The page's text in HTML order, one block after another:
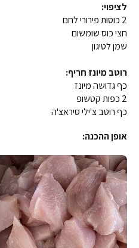
לציפוי:
2 כוסות פירורי לחם
חצי כוס שומשום
שמן לטיגון
רוטב מיונז חריף:
כף גדושה מיונז
2 כפות קטשופ
כף רוטב צ'ילי סיראצ'ה
אופן ההכנה: